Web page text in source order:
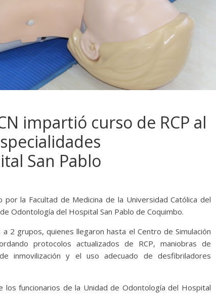
impartió curso de RCP al
San Pablo
la Facultad de Medicina de la Universidad Católica del
Odontología del Hospital San Pablo de Coquimbo.
2 grupos, quienes llegaron hasta el Centro de Simulación
protocolos actualizados de RCP, maniobras de
inmovilización y el uso adecuado de desfibriladores
los funcionarios de la Unidad de Odontología del Hospital